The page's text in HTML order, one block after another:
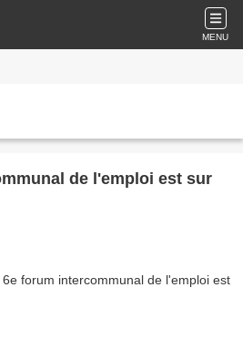
MENU
de l'emploi est sur